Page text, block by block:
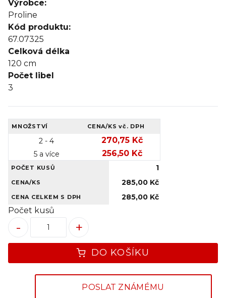
Výrobce:
Proline
Kód produktu:
67.07325
Celková délka
120 cm
Počet libel
3
MNOŽSTVÍ CENA/KSvč. DPH
2 - 4 270,75 Kč
5 a více 256,50 Kč
POČET KUSŮ 1
CENA/KS 285,00 Kč
CENA CELKEM S DPH 285,00 Kč
Počet kusů
+
-
DO KOŠÍKU
POSLAT ZNÁMÉMU